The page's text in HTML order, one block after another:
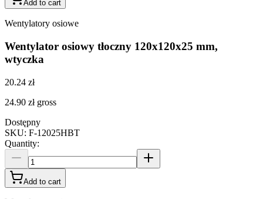
Add to cart
Wentylatory osiowe
Wentylator osiowy tłoczny 120x120x25 mm,
wtyczka
20.24 zł
24.90 zł gross
Dostępny
SKU: F-12025HBT
Quantity:
Add to cart